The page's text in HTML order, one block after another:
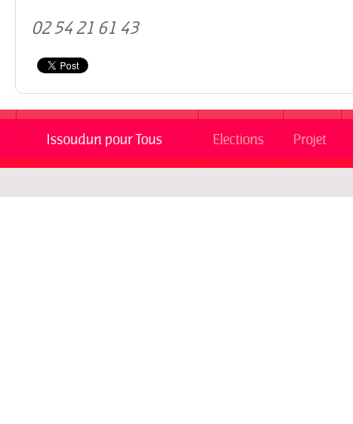
02 54 21 61 43
Issoudun pour Tous Elections Projet